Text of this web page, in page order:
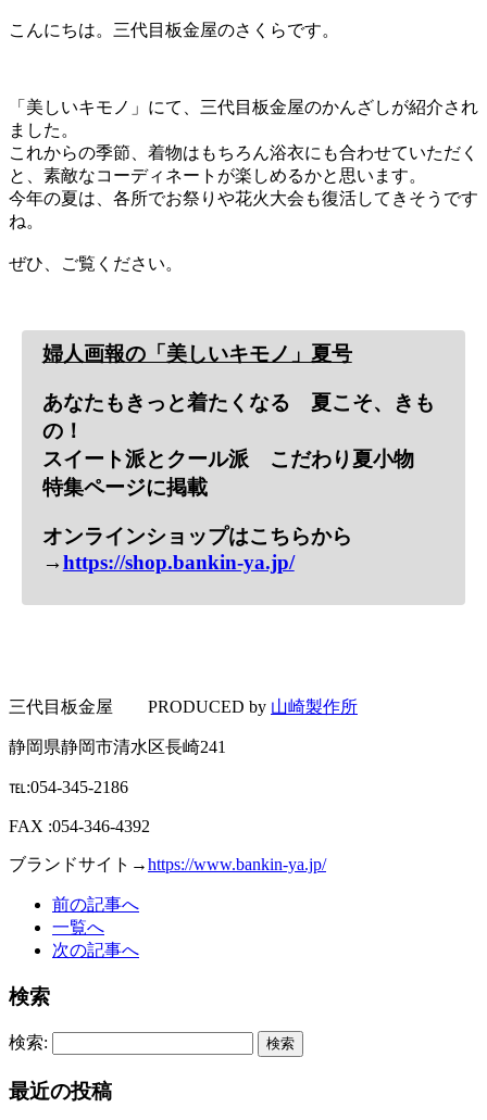
こんにちは。三代目板金屋のさくらです。
「美しいキモノ」にて、三代目板金屋のかんざしが紹介され
ました。
これからの季節、着物はもちろん浴衣にも合わせていただく
と、素敵なコーディネートが楽しめるかと思います。
今年の夏は、各所でお祭りや花火大会も復活してきそうです
ね。
ぜひ、ご覧ください。
婦人画報の「美しいキモノ」夏号
あなたもきっと着たくなる 夏こそ、きも
の！
スイート派とクール派 こだわり夏小物
特集ページに掲載
オンラインショップはこちらから
→https://shop.bankin-ya.jp/
三代目板金屋 PRODUCED by 山崎製作所
静岡県静岡市清水区長崎241
℡:054-345-2186
FAX :054-346-4392
ブランドサイト→https://www.bankin-ya.jp/
前の記事へ
一覧へ
次の記事へ
検索
検索:
最近の投稿